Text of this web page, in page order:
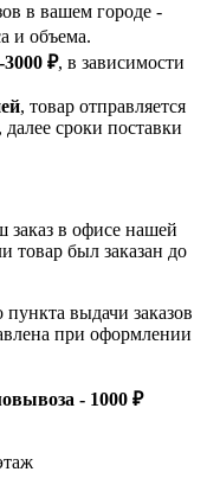
в вашем городе -
и объема.
3000 ₽, в зависимости
, товар отправляется
сроки поставки
заказ в офисе нашей
товар был заказан до
выдачи заказов
при оформлении
- 1000 ₽